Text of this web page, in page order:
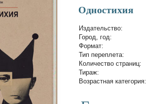
Одностихия
Издательство:
Город, год:
Формат:
Тип переплета:
Количество страниц:
Тираж:
Возрастная категория: